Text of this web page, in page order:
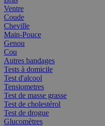
Ventre
Coude
Cheville
Main-Pouce
Genou
Cou
Autres bandages
Tests à domicile
Test d'alcool
Tensiometres
Test de masse grasse
Test de cholestérol
Test de drogue
Glucomètres